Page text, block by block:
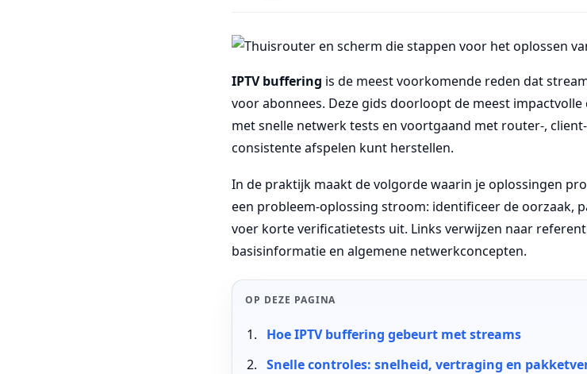
IPTV buffering is de meest voorkomende reden dat
voor abonnees. Deze gids doorloopt de meest
met snelle netwerk tests en voortgaand met router-,
consistente afspelen kunt herstellen.
In de praktijk maakt de volgorde waarin je oplossingen
een probleem-oplossing stroom: identificeer de oorzaak,
voer korte verificatietests uit. Links verwijzen naar
basisinformatie en algemene netwerkconcepten.
OP DEZE PAGINA
Hoe IPTV buffering gebeurt met streams
Snelle controles: snelheid, vertraging en